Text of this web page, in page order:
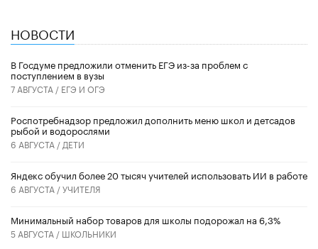
НОВОСТИ
В Госдуме предложили отменить ЕГЭ из-за проблем с
поступлением в вузы
7 АВГУСТА / ЕГЭ И ОГЭ
Роспотребнадзор предложил дополнить меню школ и детсадов
рыбой и водорослями
6 АВГУСТА / ДЕТИ
​Яндекс обучил более 20 тысяч учителей использовать ИИ в работе
6 АВГУСТА /УЧИТЕЛЯ
Минимальный набор товаров для школы подорожал на 6,3%
5 АВГУСТА / ШКОЛЬНИКИ